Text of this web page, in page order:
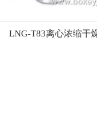
LNG-T83离心浓缩干